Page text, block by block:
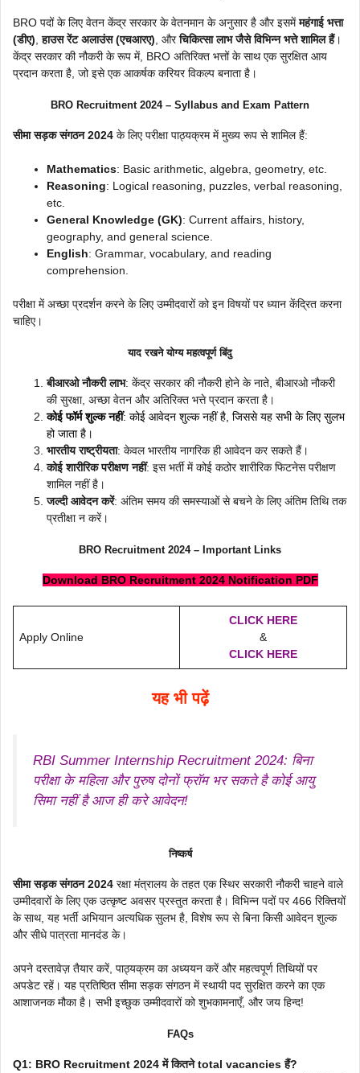
BRO पदों के लिए वेतन केंद्र सरकार के वेतनमान के अनुसार है और इसमेंमहंगाई भत्ता
(डीए), हाउस रेंट अलाउंस (एचआरए), औरचिकित्सा लाभ जैसे विभिन्न भत्ते शामिल हैं।
केंद्र सरकार की नौकरी के रूप में, BRO अतिरिक्त भत्तों के साथ एक सुरक्षित आय
प्रदान करता है, जो इसे एक आकर्षक करियर विकल्प बनाता है।
BRO Recruitment 2024 – Syllabus and Exam Pattern
सीमा सड़क संगठन 2024 के लिए परीक्षा पाठ्यक्रम में मुख्य रूप से शामिल हैं:
Mathematics: Basic arithmetic, algebra, geometry, etc.
Reasoning: Logical reasoning, puzzles, verbal reasoning,
etc.
General Knowledge (GK): Current affairs, history,
geography, and general science.
English: Grammar, vocabulary, and reading
comprehension.
परीक्षा में अच्छा प्रदर्शन करने के लिए उम्मीदवारों को इन विषयों पर ध्यान केंद्रित करना
चाहिए।
याद रखने योग्य महत्वपूर्ण बिंदु
बीआरओ नौकरी लाभ: केंद्र सरकार की नौकरी होने के नाते, बीआरओ नौकरी
की सुरक्षा, अच्छा वेतन और अतिरिक्त भत्ते प्रदान करता है।
कोई फॉर्म शुल्क नहीं: कोई आवेदन शुल्क नहीं है, जिससे यह सभी के लिए सुलभ
हो जाता है।
भारतीय राष्ट्रीयता: केवल भारतीय नागरिक ही आवेदन कर सकते हैं।
कोई शारीरिक परीक्षण नहीं: इस भर्ती में कोई कठोर शारीरिक फिटनेस परीक्षण
शामिल नहीं है।
जल्दी आवेदन करें: अंतिम समय की समस्याओं से बचने के लिए अंतिम तिथि तक
प्रतीक्षा न करें।
BRO Recruitment 2024 – Important Links
Download BRO Recruitment 2024 Notification PDF
Apply Online
CLICK HERE
&
CLICK HERE
यह भी पढ़ें
RBI Summer Internship Recruitment 2024: बिना
परीक्षा के महिला और पुरुष दोनों फ्रॉम भर सकते है कोई आयु
सिमा नहीं है आज ही करे आवेदन!
निष्कर्ष
सीमा सड़क संगठन 2024 रक्षा मंत्रालय के तहत एक स्थिर सरकारी नौकरी चाहने वाले
उम्मीदवारों के लिए एक उत्कृष्ट अवसर प्रस्तुत करता है। विभिन्न पदों पर 466 रिक्तियों
के साथ, यह भर्ती अभियान अत्यधिक सुलभ है, विशेष रूप से बिना किसी आवेदन शुल्क
और सीधे पात्रता मानदंड के।
अपने दस्तावेज़ तैयार करें, पाठ्यक्रम का अध्ययन करें और महत्वपूर्ण तिथियों पर
अपडेट रहें। यह प्रतिष्ठित सीमा सड़क संगठन में स्थायी पद सुरक्षित करने का एक
आशाजनक मौका है। सभी इच्छुक उम्मीदवारों को शुभकामनाएँ, और जय हिन्द!
FAQs
Q1: BRO Recruitment 2024 में कितने total vacancies हैं?